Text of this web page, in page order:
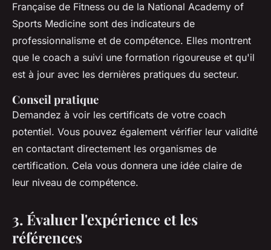
Française de Fitness ou de la National Academy of
Sports Medicine sont des indicateurs de
professionnalisme et de compétence. Elles montrent
que le coach a suivi une formation rigoureuse et qu'il
est à jour avec les dernières pratiques du secteur.
Conseil pratique
Demandez à voir les certificats de votre coach
potentiel. Vous pouvez également vérifier leur validité
en contactant directement les organismes de
certification. Cela vous donnera une idée claire de
leur niveau de compétence.
3. Évaluer l'expérience et les
références